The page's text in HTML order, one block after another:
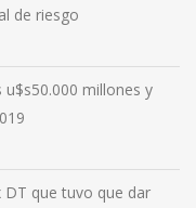
de riesgo
u$s50.000 millones y
DT que tuvo que dar